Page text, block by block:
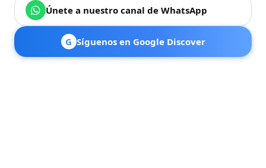
Únete a nuestro canal de WhatsApp
G Síguenos en Google Discover